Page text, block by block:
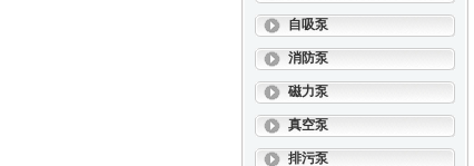
自吸泵
消防泵
磁力泵
真空泵
排污泵